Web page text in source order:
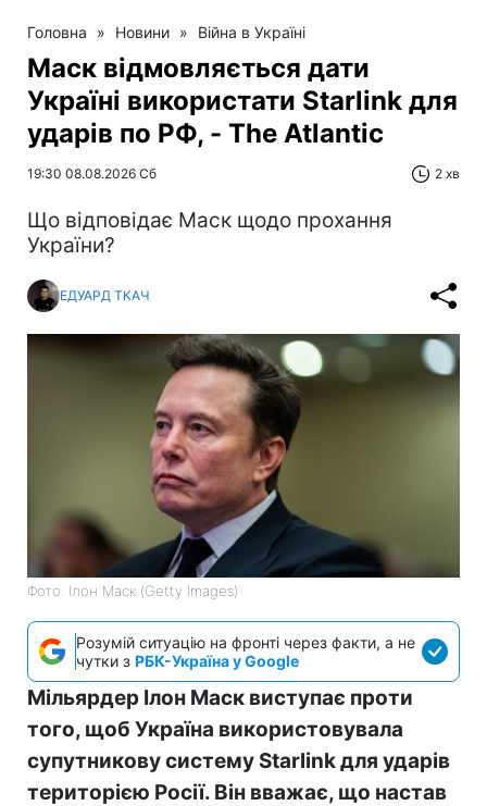
Головна » Новини » Війна в Україні
Маск відмовляється дати
Україні використати Starlink для
ударів по РФ, - The Atlantic
19:30 08.08.2026 Сб 2 хв
Що відповідає Маск щодо прохання
України?
ЕДУАРД ТКАЧ
Фото: Ілон Маск (Getty Images)
Розумій ситуацію на фронті через факти, а не
чутки з РБК-Україна у Google
Мільярдер Ілон Маск виступає проти
того, щоб Україна використовувала
супутникову систему Starlink для ударів
територією Росії. Він вважає, що настав